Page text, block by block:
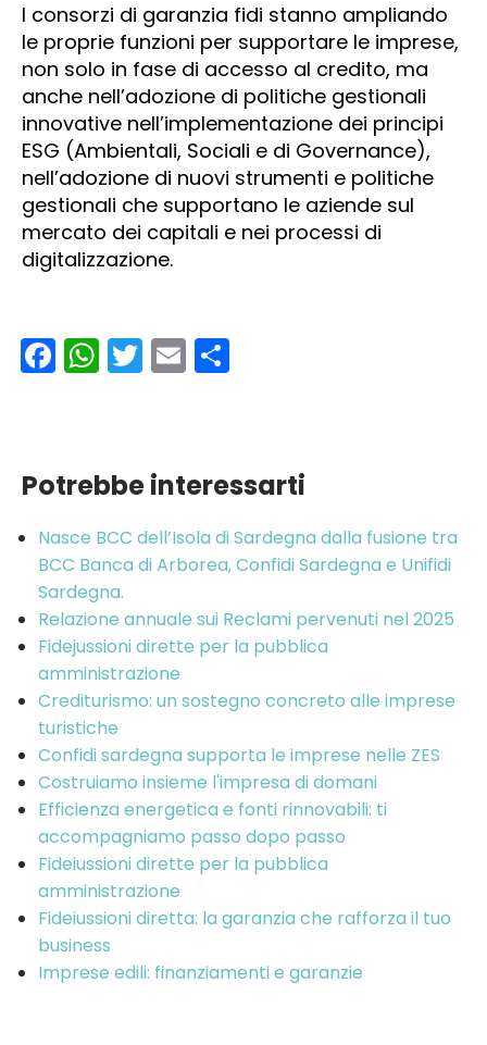
I consorzi di garanzia fidi stanno ampliando
le proprie funzioni per supportare le imprese,
non solo in fase di accesso al credito, ma
anche nell’adozione di politiche gestionali
innovative nell’implementazione dei principi
ESG (Ambientali, Sociali e di Governance),
nell’adozione di nuovi strumenti e politiche
gestionali che supportano le aziende sul
mercato dei capitali e nei processi di
digitalizzazione.
Facebook
WhatsApp
Twitter
Email
Potrebbe interessarti
Nasce BCC dell’Isola di Sardegna dalla fusione tra
BCC Banca di Arborea, Confidi Sardegna e Unifidi
Sardegna.
Relazione annuale sui Reclami pervenuti nel 2025
Fidejussioni dirette per la pubblica
amministrazione
Crediturismo: un sostegno concreto alle imprese
turistiche
Confidi sardegna supporta le imprese nelle ZES
Costruiamo insieme l'impresa di domani
Efficienza energetica e fonti rinnovabili: ti
accompagniamo passo dopo passo
Fideiussioni dirette per la pubblica
amministrazione
Fideiussioni diretta: la garanzia che rafforza il tuo
business
Imprese edili: finanziamenti e garanzie